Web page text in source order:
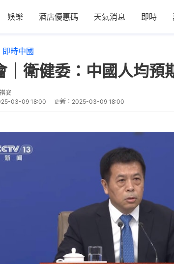
娛樂 酒店優惠碼 天氣消息 即時
即時中國
｜衛健委：中國人均
安
03-09 18:00 更新： 2025-03-09 18:00